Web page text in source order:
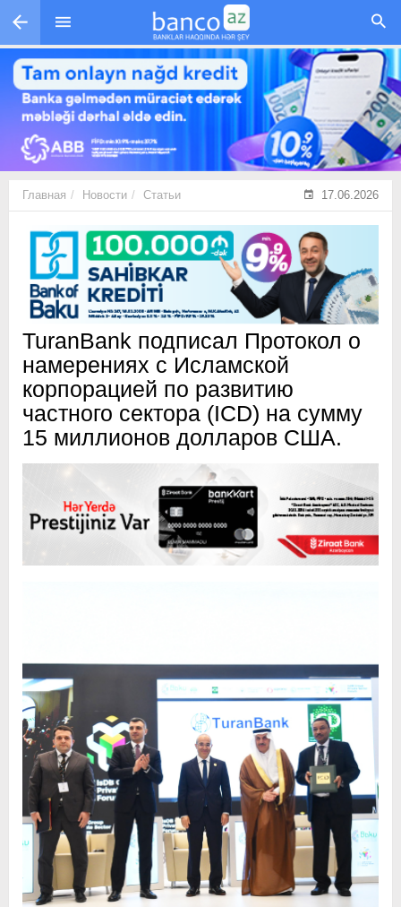
Перейти к основному содержанию
Главная Новости Статьи 17.06.2026
TuranBank подписал Протокол о
намерениях с Исламской
корпорацией по развитию
частного сектора (ICD) на сумму
15 миллионов долларов США.